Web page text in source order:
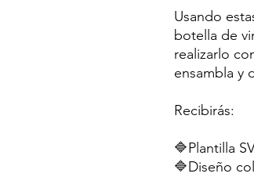
Usando
botella de
realizarlo
ensambla y
Recibirás:
🔷Plantilla
🔷Diseño